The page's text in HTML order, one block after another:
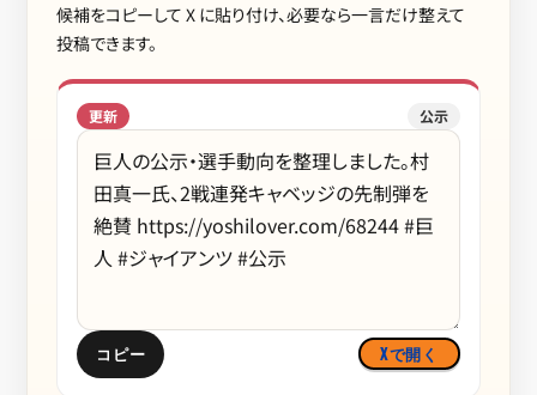
候補をコピーして X に貼り付け、必要なら一言だけ整えて
投稿できます。
更新 公示
コピー Xで開く